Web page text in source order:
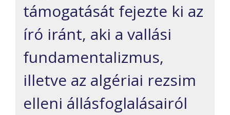
támogatását fejezte ki az
író iránt, aki a vallási
fundamentalizmus,
illetve az algériai rezsim
elleni állásfoglalásairól